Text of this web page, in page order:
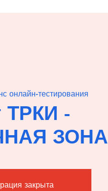
онлайн-тестирования
ТРКИ -
ЗОНА
закрыта